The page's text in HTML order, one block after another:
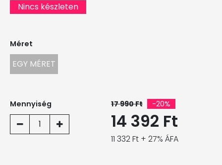
Nincs készleten
Méret
EGY MÉRET
Mennyiség
1
17 990 Ft -20%
14 392 Ft
11 332 Ft + 27% ÁFA